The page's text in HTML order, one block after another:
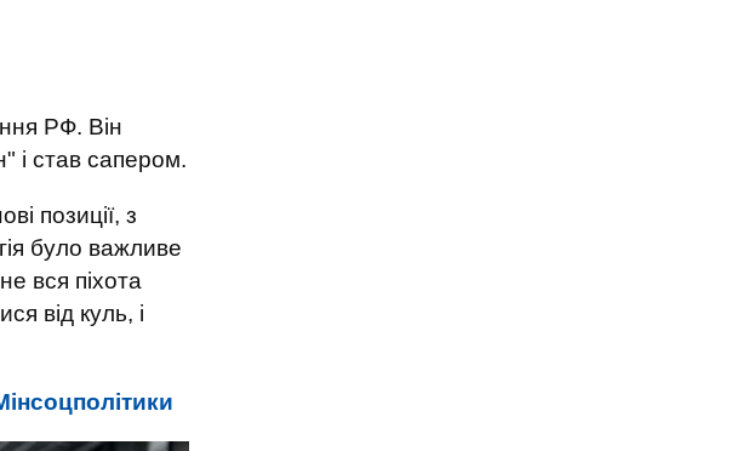
РФ. Він
і став сапером.
позиції, з
було важливе
вся піхота
від куль, і